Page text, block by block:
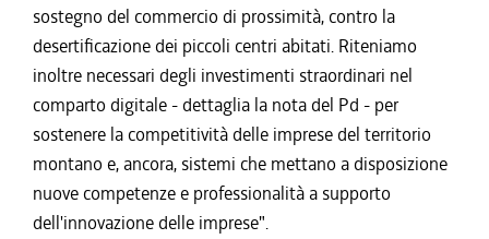
sostegno del commercio di prossimità, contro la
desertificazione dei piccoli centri abitati. Riteniamo
inoltre necessari degli investimenti straordinari nel
comparto digitale - dettaglia la nota del Pd - per
sostenere la competitività delle imprese del territorio
montano e, ancora, sistemi che mettano a disposizione
nuove competenze e professionalità a supporto
dell'innovazione delle imprese".